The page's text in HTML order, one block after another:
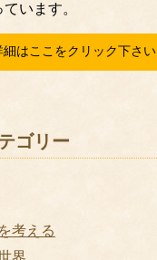
います。
細はここをクリック下さい
ゴリー
考える
界